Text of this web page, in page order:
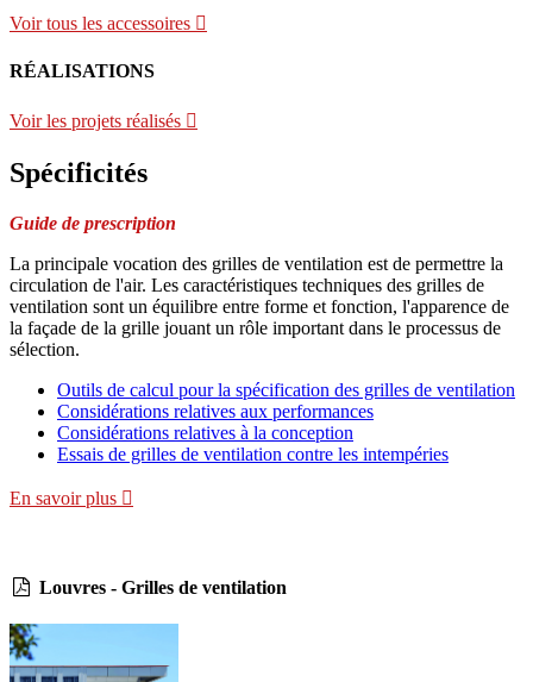
Voir tous les accessoires
RÉALISATIONS
Voir les projets réalisés
Spécificités
Guide de prescription
La principale vocation des grilles de ventilation est de permettre la
circulation de l'air. Les caractéristiques techniques des grilles de
ventilation sont un équilibre entre forme et fonction, l'apparence de
la façade de la grille jouant un rôle important dans le processus de
sélection.
Outils de calcul pour la spécification des grilles de ventilation
Considérations relatives aux performances
Considérations relatives à la conception
Essais de grilles de ventilation contre les intempéries
En savoir plus
Louvres - Grilles de ventilation